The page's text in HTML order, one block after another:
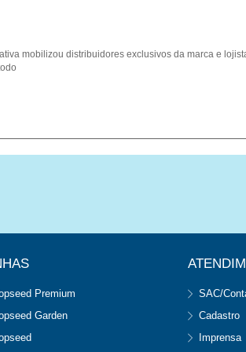
mobilizou distribuidores exclusivos da marca e
Premium
Garden
SAC/
Cadastro
Imprensa